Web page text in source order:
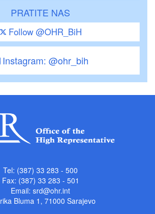
PRATITE NAS
Follow @OHR_BiH
Instagram: @ohr_bih
Tel: (387) 33 283 - 500
Fax: (387) 33 283 - 501
Email: srd@ohr.int
Bluma 1, 71000 Sarajevo